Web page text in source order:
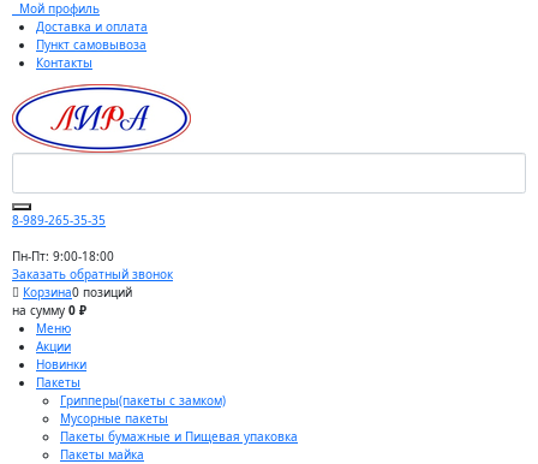
Мой профиль
Доставка и оплата
Пункт самовывоза
Контакты
8-989-265-35-35
Пн-Пт: 9:00-18:00
Заказать обратный звонок
Корзина0 позиций
на сумму 0 ₽
Меню
Акции
Новинки
Пакеты
Грипперы(пакеты с замком)
Мусорные пакеты
Пакеты бумажные и Пищевая упаковка
Пакеты майка